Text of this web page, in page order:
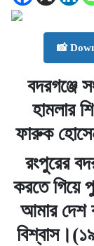
📸
বদরগঞ্জে
হামলার
ফারুক
রংপুরের
করতে গিয়ে
আমার দেশ